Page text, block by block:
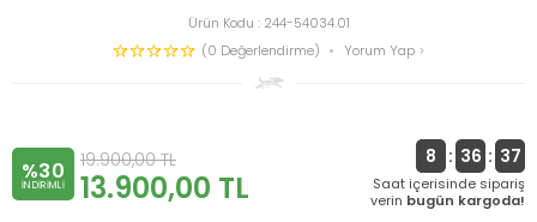
Ürün Kodu : 244-54034.01
(0 Değerlendirme)
Yorum Yap
%30
INDIRIMLI
19.900,00TL
13.900,00 TL
8 : 36 : 36
Saat içerisinde sipariş
verin bugün kargoda!